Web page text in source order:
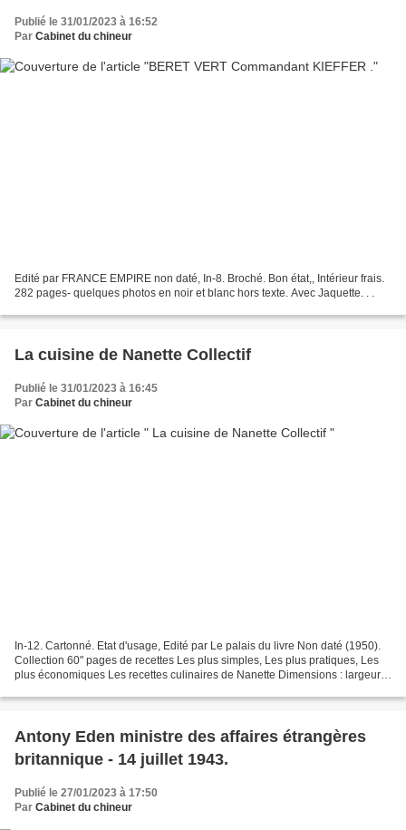
Publié le 31/01/2023 à 16:52
Par Cabinet du chineur
Edité par FRANCE EMPIRE non daté, In-8. Broché. Bon état,, Intérieur frais.
282 pages- quelques photos en noir et blanc hors texte. Avec Jaquette. . .
La cuisine de Nanette Collectif
Publié le 31/01/2023 à 16:45
Par Cabinet du chineur
In-12. Cartonné. Etat d'usage, Edité par Le palais du livre Non daté (1950).
Collection 60" pages de recettes Les plus simples, Les plus pratiques, Les
plus économiques Les recettes culinaires de Nanette Dimensions : largeur
Antony Eden ministre des affaires étrangères
britannique - 14 juillet 1943.
Publié le 27/01/2023 à 17:50
Par Cabinet du chineur